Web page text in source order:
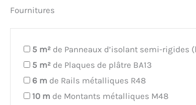
Fournitures
5 m² de Panneaux d’isolant semi-rigides
5 m² de Plaques de plâtre BA13
6 m de Rails métalliques R48
10 m de Montants métalliques M48